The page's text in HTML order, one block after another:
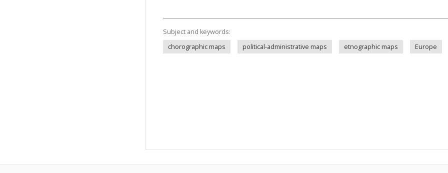
Subject and keywords:
chorographic maps
political-administrative maps etnographic maps Europe